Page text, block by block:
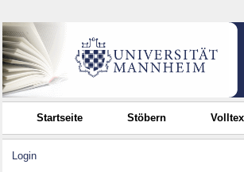
Startseite Stöbern
Login